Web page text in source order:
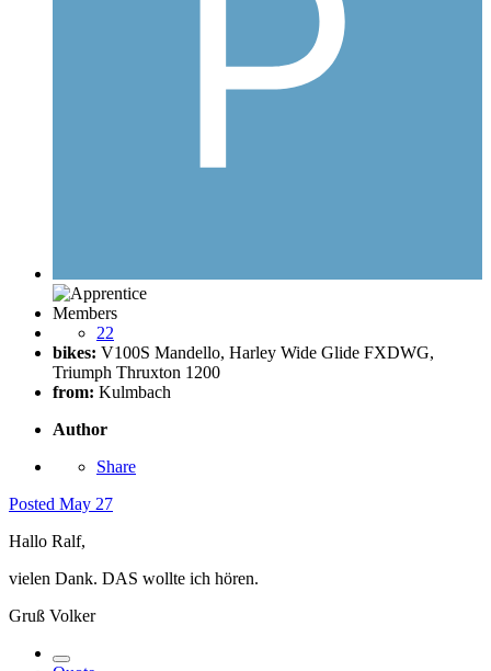
Members
22
bikes: V100S Mandello, Harley Wide Glide FXDWG,
Triumph Thruxton 1200
from: Kulmbach
Author
Share
Posted May 27
Hallo Ralf,
vielen Dank. DAS wollte ich hören.
Gruß Volker